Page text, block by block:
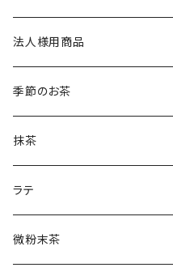
土山一晩ほうじフィナンシェ
和紅茶のティーバック
ほうじ茶のティーバック
土山一晩ほうじティーバッグ
かぶせ茶
和紅茶とフィナンシェ
フィナンシェ
土山一晩ほうじ
法人様用商品
微粉末かぶせ茶
微粉末ほうじ茶
微粉末和紅茶
季節のお茶
新茶
刈下茶
水出しかぶせ茶
抹茶
ラテ
微粉末茶